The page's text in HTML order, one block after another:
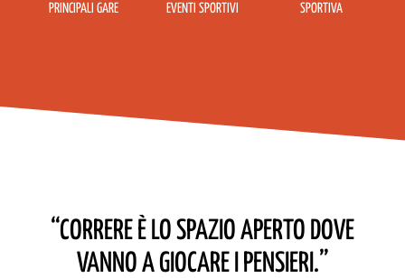
PRINCIPALI GARE
EVENTI SPORTIVI
SPORTIVA
“CORRERE È LO SPAZIO APERTO DOVE
VANNO A GIOCARE I PENSIERI.”